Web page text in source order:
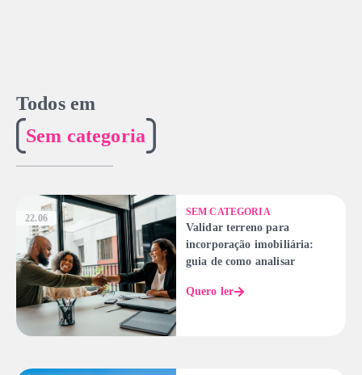
Todos em
Sem categoria
22.06
SEM CATEGORIA
Validar terreno para
incorporação imobiliária:
guia de como analisar
Quero ler